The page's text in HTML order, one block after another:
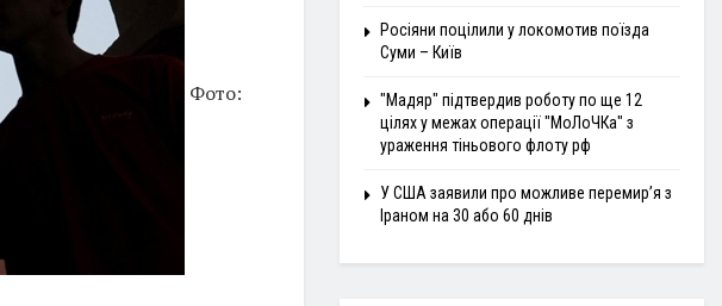
Фото:
Росіяни поцілили у локомотив поїзда
Суми – Київ
"Мадяр" підтвердив роботу по ще 12
цілях у межах операції "МоЛоЧКа" з
ураження тіньового флоту рф
У США заявили про можливе перемир’я з
Іраном на 30 або 60 днів